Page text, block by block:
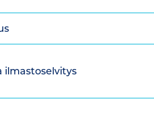
ilmastoselvitys